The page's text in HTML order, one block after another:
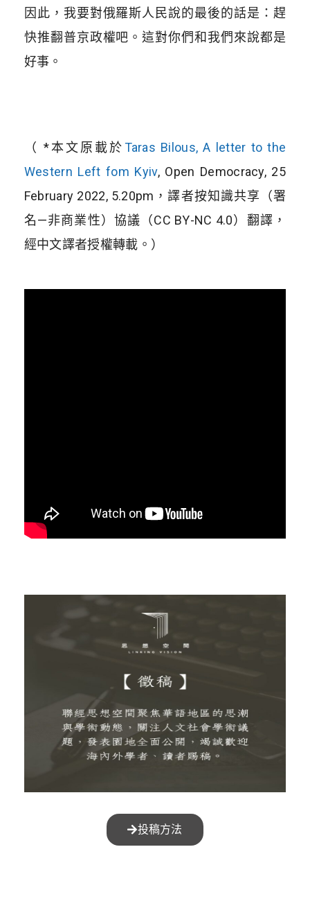
因此，我要對俄羅斯人民說的最後的話是：趕
快推翻普京政權吧。這對你們和我們來說都是
好事。
（ *本文原載於Taras Bilous, A letter to the
Western Left fom Kyiv, Open Democracy, 25
February 2022, 5.20pm，譯者按知識共享（署
名—非商業性）協議（CC BY-NC 4.0）翻譯，
經中文譯者授權轉載。）
投稿方法